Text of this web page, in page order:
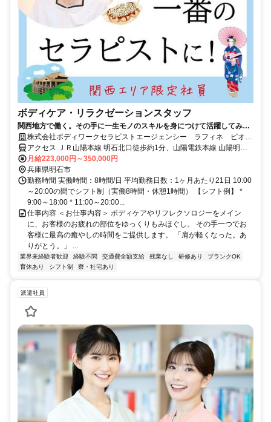
ボディケア・リラクゼーションスタッフ
関西地方で働く。その手に一生モノのスキルを身につけて活躍してみま
せんか。
株式会社ボディワークセラピストエージェンシー ラフィネ ピオレ
明石店
アクセス ＪＲ山陽本線 明石北口徒歩約1分、山陽電鉄本線 山陽明石
西出口徒歩約1分、航路 明石港徒歩約8分 最寄駅：明石駅
月給223,000円～350,000円
兵庫県明石市
勤務時間 実働時間：8時間/日 平均勤務日数：1ヶ月あたり21日 10:00
～20:00の間でシフト制（実働8時間・休憩1時間） 【シフト例】 *
9:00～18:00 * 11:00～20:00...
仕事内容 ＜お仕事内容＞ ボディケアやリフレクソロジーをメイン
に、お客様のお疲れの部位をゆっくりもみほぐし。 その手一つでお
客様に最高の癒やしの時間をご提供します。 「肩が軽くなった。あ
りがとう。」 ...
業界未経験者歓迎 経験不問 交通費全額支給 残業なし 研修あり
ブランクOK
育休あり
シフト制 寮・社宅あり
派遣社員